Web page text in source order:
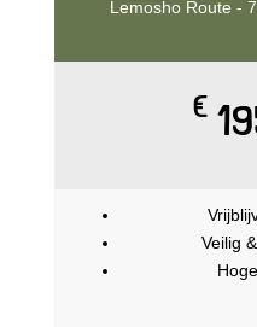
Lemosho Route -
€
Veilig